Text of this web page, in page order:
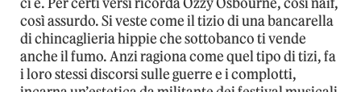
così assurdo. Si veste come il tizio di una bancarella
di chincaglieria hippie che sottobanco ti vende
anche il fumo. Anzi ragiona come quel tipo di tizi, fa
i loro stessi discorsi sulle guerre e i complotti,